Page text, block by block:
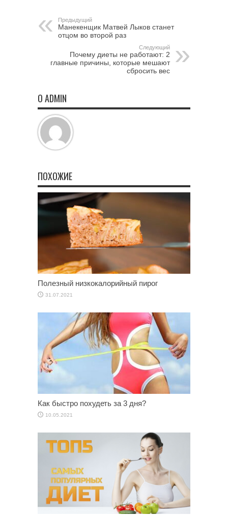
Предыдущий
Манекенщик Матвей Лыков станет
отцом во второй раз
Следующий
Почему диеты не работают: 2
главные причины, которые мешают
сбросить вес
О ADMIN
ПОХОЖИЕ
Полезный низкокалорийный пирог
31.07.2021
Как быстро похудеть за 3 дня?
10.05.2021